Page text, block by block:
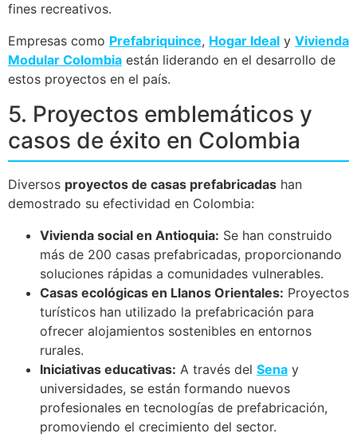
fines recreativos.
Empresas como Prefabriquince, Hogar Ideal y Vivienda
Modular Colombia están liderando en el desarrollo de
estos proyectos en el país.
5. Proyectos emblemáticos y
casos de éxito en Colombia
Diversos proyectos de casas prefabricadas han
demostrado su efectividad en Colombia:
Vivienda social en Antioquia: Se han construido
más de 200 casas prefabricadas, proporcionando
soluciones rápidas a comunidades vulnerables.
Casas ecológicas en Llanos Orientales: Proyectos
turísticos han utilizado la prefabricación para
ofrecer alojamientos sostenibles en entornos
rurales.
Iniciativas educativas: A través del Sena y
universidades, se están formando nuevos
profesionales en tecnologías de prefabricación,
promoviendo el crecimiento del sector.